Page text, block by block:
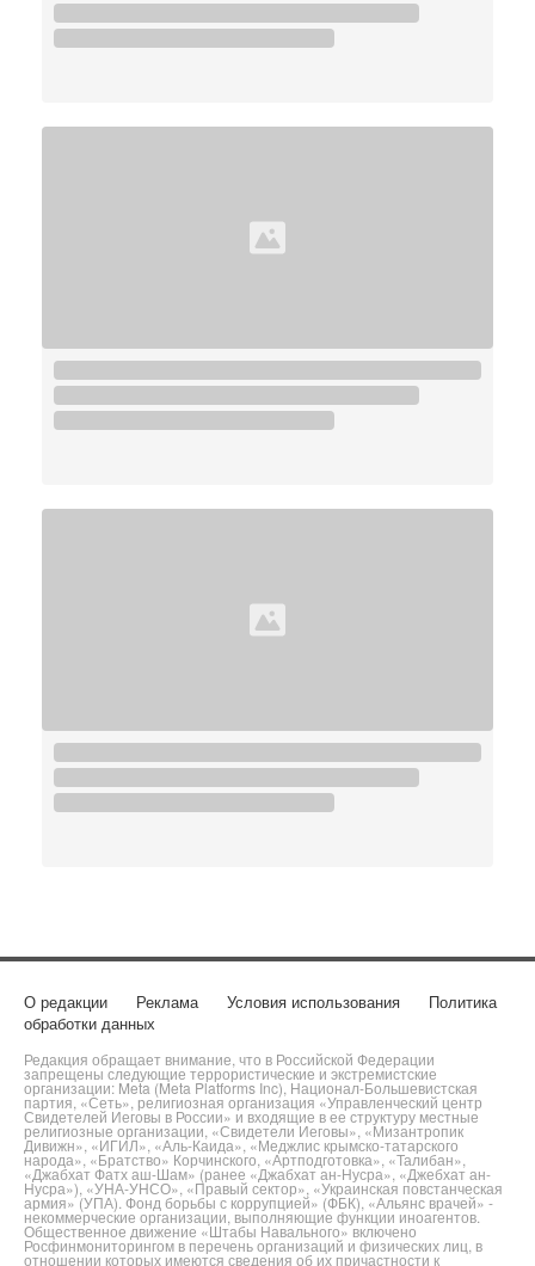
О редакции Реклама Условия использования
Политика
обработки данных
Редакция обращает внимание, что в Российской Федерации
запрещены следующие террористические и экстремистские
организации: Meta (Meta Platforms Inc), Национал-Большевистская
партия, «Сеть», религиозная организация «Управленческий центр
Свидетелей Иеговы в России» и входящие в ее структуру местные
религиозные организации, «Свидетели Иеговы», «Мизантропик
Дивижн», «ИГИЛ», «Аль-Каида», «Меджлис крымско-татарского
народа», «Братство» Корчинского, «Артподготовка», «Талибан»,
«Джабхат Фатх аш-Шам» (ранее «Джабхат ан-Нусра», «Джебхат ан-
Нусра»), «УНА-УНСО», «Правый сектор», «Украинская повстанческая
армия» (УПА). Фонд борьбы с коррупцией» (ФБК), «Альянс врачей» -
некоммерческие организации, выполняющие функции иноагентов.
Общественное движение «Штабы Навального» включено
Росфинмониторингом в перечень организаций и физических лиц, в
отношении которых имеются сведения об их причастности к